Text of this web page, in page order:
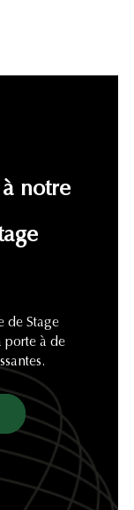
notre
de Stage
porte à de